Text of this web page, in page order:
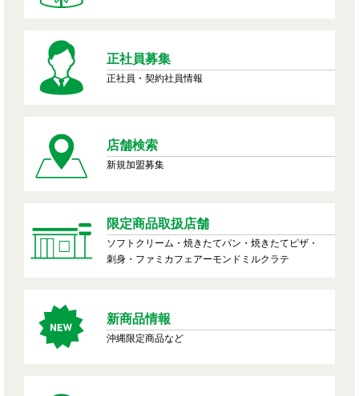
正社員募集
正社員・契約社員情報
店舗検索
新規加盟募集
限定商品取扱店舗
ソフトクリーム・焼きたてパン・焼きたてピザ・
刺身・ファミカフェアーモンドミルクラテ
新商品情報
沖縄限定商品など